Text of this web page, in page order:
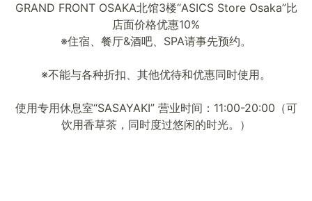
GRAND FRONT OSAKA北馆3楼“ASICS Store Osaka”比
店面价格优惠10%
※住宿、餐厅&酒吧、SPA请事先预约。
※不能与各种折扣、其他优待和优惠同时使用。
使用专用休息室“SASAYAKI” 营业时间：11:00-20:00（可
饮用香草茶，同时度过悠闲的时光。）